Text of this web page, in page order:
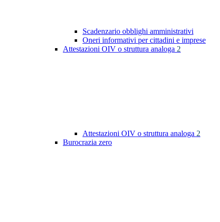
Scadenzario obblighi amministrativi
Oneri informativi per cittadini e imprese
Attestazioni OIV o struttura analoga 2
Attestazioni OIV o struttura analoga 2
Burocrazia zero